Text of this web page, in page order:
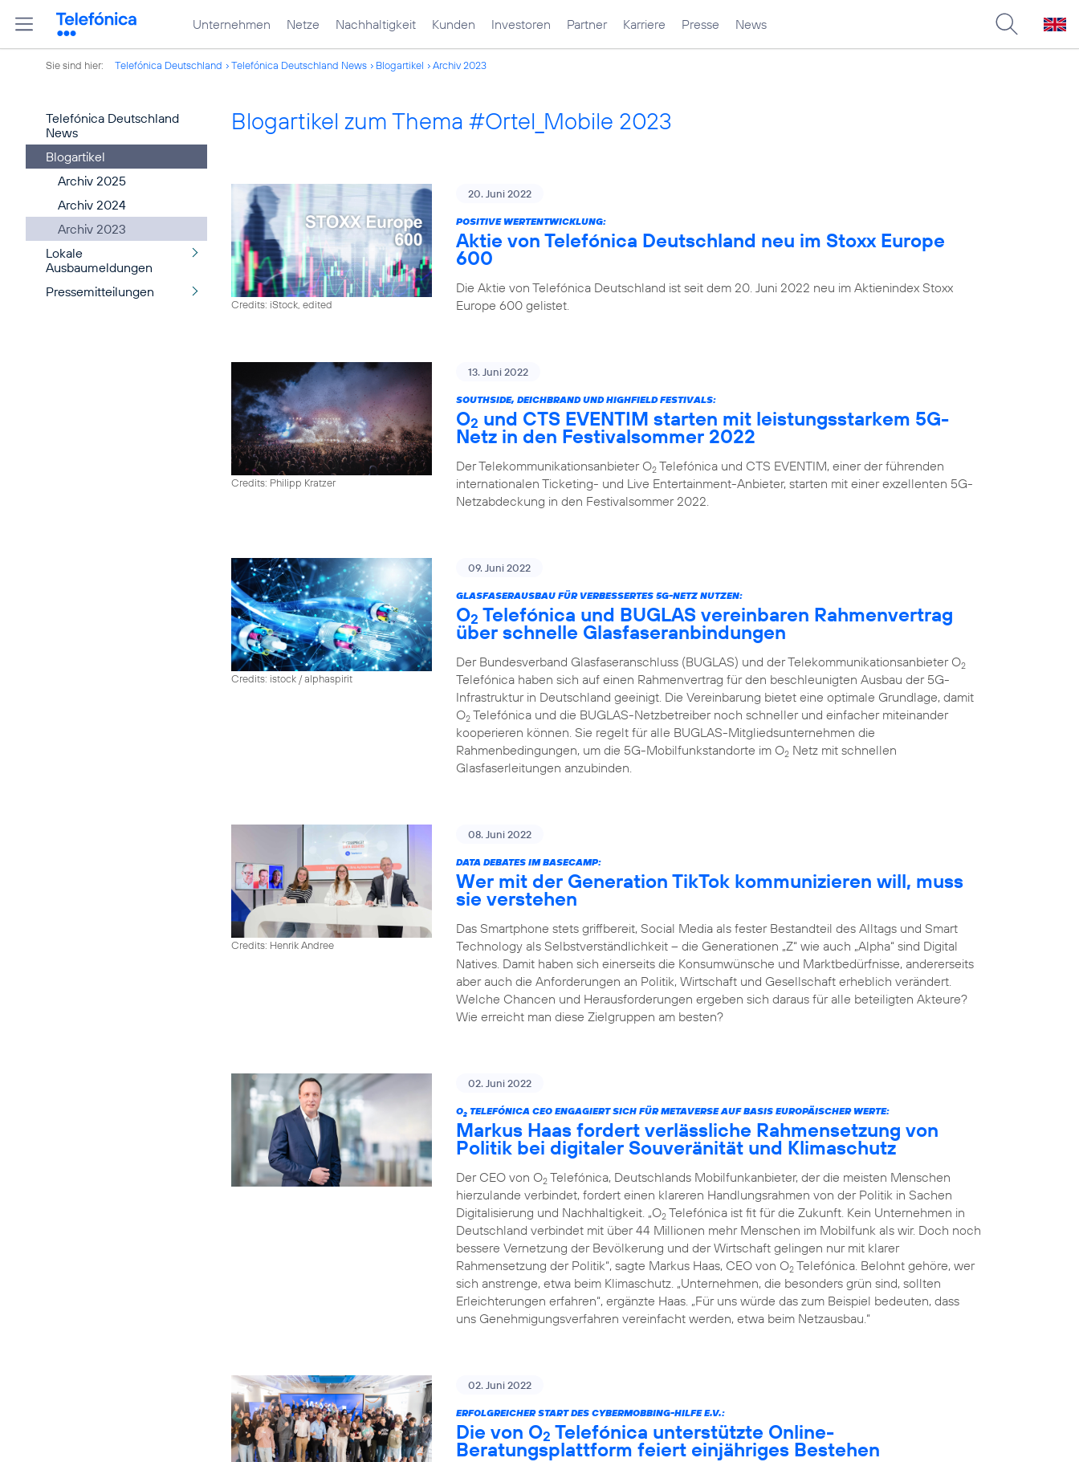
Unternehmen Netze Nachhaltigkeit Kunden Investoren Partner Karriere Presse News
Sie sind hier: Telefónica Deutschland Telefónica Deutschland News Blogartikel Archiv 2023
Telefónica Deutschland
News
Blogartikel
Archiv 2025
Archiv 2024
Archiv 2023
Lokale
Ausbaumeldungen
Pressemitteilungen
Blogartikel zum Thema #Ortel_Mobile 2023
Credits: iStock, edited
20. Juni 2022
POSITIVE WERTENTWICKLUNG:
Aktie von Telefónica Deutschland neu im Stoxx Europe
600
Die Aktie von Telefónica Deutschland ist seit dem 20. Juni 2022 neu im Aktienindex Stoxx
Europe 600 gelistet.
Credits: Philipp Kratzer
13. Juni 2022
SOUTHSIDE, DEICHBRAND UND HIGHFIELD FESTIVALS:
O2 und CTS EVENTIM starten mit leistungsstarkem 5G-
Netz in den Festivalsommer 2022
Der Telekommunikationsanbieter O2 Telefónica und CTS EVENTIM, einer der führenden
internationalen Ticketing- und Live Entertainment-Anbieter, starten mit einer exzellenten 5G-
Netzabdeckung in den Festivalsommer 2022.
Credits: istock / alphaspirit
09. Juni 2022
GLASFASERAUSBAU FÜR VERBESSERTES 5G-NETZ NUTZEN:
O2 Telefónica und BUGLAS vereinbaren Rahmenvertrag
über schnelle Glasfaseranbindungen
Der Bundesverband Glasfaseranschluss (BUGLAS) und der Telekommunikationsanbieter O2
Telefónica haben sich auf einen Rahmenvertrag für den beschleunigten Ausbau der 5G-
Infrastruktur in Deutschland geeinigt. Die Vereinbarung bietet eine optimale Grundlage, damit
O2 Telefónica und die BUGLAS-Netzbetreiber noch schneller und einfacher miteinander
kooperieren können. Sie regelt für alle BUGLAS-Mitgliedsunternehmen die
Rahmenbedingungen, um die 5G-Mobilfunkstandorte im O2 Netz mit schnellen
Glasfaserleitungen anzubinden.
Credits: Henrik Andree
08. Juni 2022
DATA DEBATES IM BASECAMP:
Wer mit der Generation TikTok kommunizieren will, muss
sie verstehen
Das Smartphone stets griffbereit, Social Media als fester Bestandteil des Alltags und Smart
Technology als Selbstverständlichkeit – die Generationen „Z“ wie auch „Alpha“ sind Digital
Natives. Damit haben sich einerseits die Konsumwünsche und Marktbedürfnisse, andererseits
aber auch die Anforderungen an Politik, Wirtschaft und Gesellschaft erheblich verändert.
Welche Chancen und Herausforderungen ergeben sich daraus für alle beteiligten Akteure?
Wie erreicht man diese Zielgruppen am besten?
02. Juni 2022
O2 TELEFÓNICA CEO ENGAGIERT SICH FÜR METAVERSE AUF BASIS EUROPÄISCHER WERTE:
Markus Haas fordert verlässliche Rahmensetzung von
Politik bei digitaler Souveränität und Klimaschutz
Der CEO von O2 Telefónica, Deutschlands Mobilfunkanbieter, der die meisten Menschen
hierzulande verbindet, fordert einen klareren Handlungsrahmen von der Politik in Sachen
Digitalisierung und Nachhaltigkeit. „O2 Telefónica ist fit für die Zukunft. Kein Unternehmen in
Deutschland verbindet mit über 44 Millionen mehr Menschen im Mobilfunk als wir. Doch noch
bessere Vernetzung der Bevölkerung und der Wirtschaft gelingen nur mit klarer
Rahmensetzung der Politik“, sagte Markus Haas, CEO von O2 Telefónica. Belohnt gehöre, wer
sich anstrenge, etwa beim Klimaschutz. „Unternehmen, die besonders grün sind, sollten
Erleichterungen erfahren“, ergänzte Haas. „Für uns würde das zum Beispiel bedeuten, dass
uns Genehmigungsverfahren vereinfacht werden, etwa beim Netzausbau.“
02. Juni 2022
ERFOLGREICHER START DES CYBERMOBBING-HILFE E.V.:
Die von O2 Telefónica unterstützte Online-
Beratungsplattform feiert einjähriges Bestehen